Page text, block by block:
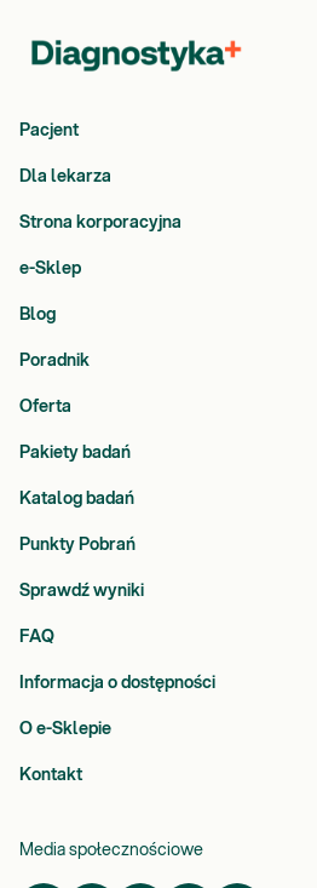
Pacjent
Dla lekarza
Strona korporacyjna
e-Sklep
Blog
Poradnik
Oferta
Pakiety badań
Katalog badań
Punkty Pobrań
Sprawdź wyniki
FAQ
Informacja o dostępności
O e-Sklepie
Kontakt
Media społecznościowe